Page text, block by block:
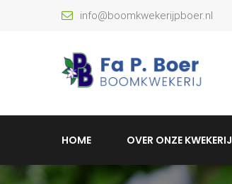
info@boomkwekerijpboer.nl
HOME OVER ONZE KWEKERIJ